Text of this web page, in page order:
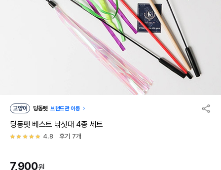
고양이 딩동펫 브랜드관 이동
딩동펫 베스트 낚싯대 4종 세트
4.8 후기 7개
7,900원